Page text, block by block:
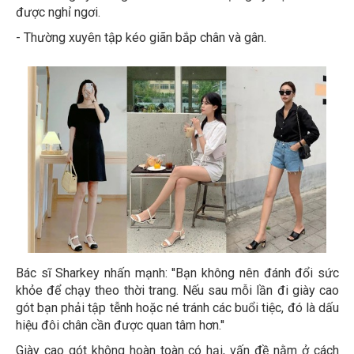
được nghỉ ngơi.
- Thường xuyên tập kéo giãn bắp chân và gân.
Bác sĩ Sharkey nhấn mạnh: ''Bạn không nên đánh đổi sức
khỏe để chạy theo thời trang. Nếu sau mỗi lần đi giày cao
gót bạn phải tập tễnh hoặc né tránh các buổi tiệc, đó là dấu
hiệu đôi chân cần được quan tâm hơn.''
Giày cao gót không hoàn toàn có hại, vấn đề nằm ở cách